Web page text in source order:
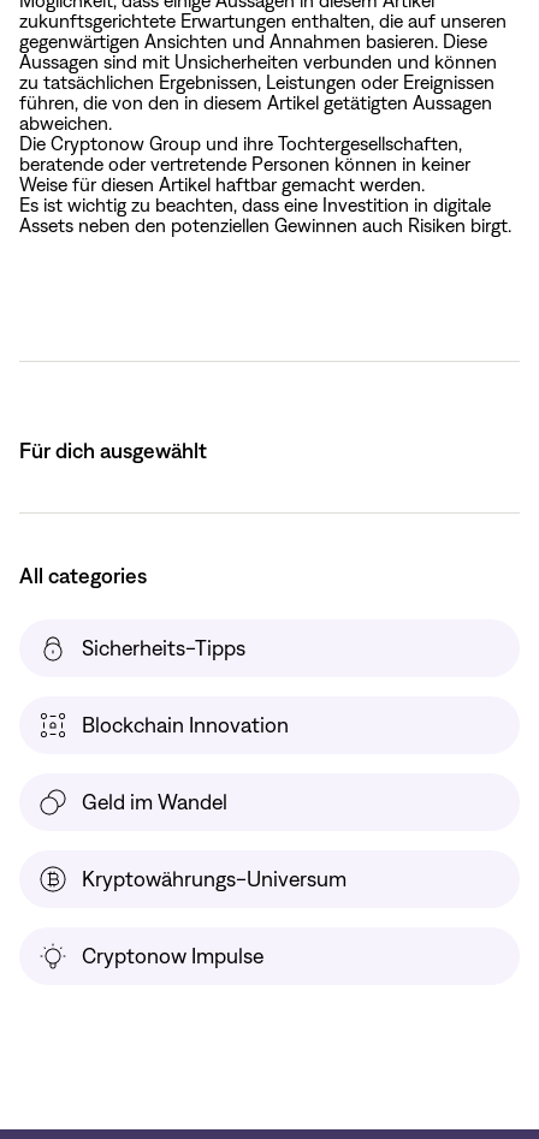
zukunftsgerichtete Erwartungen enthalten, die auf unseren
gegenwärtigen Ansichten und Annahmen basieren. Diese
Aussagen sind mit Unsicherheiten verbunden und können
zu tatsächlichen Ergebnissen, Leistungen oder Ereignissen
führen, die von den in diesem Artikel getätigten Aussagen
abweichen.
Die Cryptonow Group und ihre Tochtergesellschaften,
beratende oder vertretende Personen können in keiner
Weise für diesen Artikel haftbar gemacht werden.
Es ist wichtig zu beachten, dass eine Investition in digitale
Assets neben den potenziellen Gewinnen auch Risiken birgt.
Für dich ausgewählt
All categories
Sicherheits-Tipps
Blockchain Innovation
Geld im Wandel
Kryptowährungs-Universum
Cryptonow Impulse